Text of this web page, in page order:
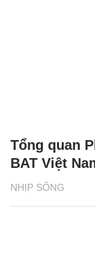
NHỊP SỐNG
Tổng quan
BAT Việt